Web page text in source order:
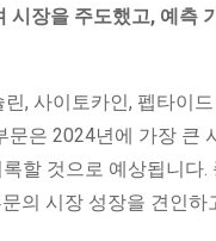
장을 주도했고, 예측
, 사이토카인, 펩타이
은 2024년에 가장 큰
할 것으로 예상됩니다
의 시장 성장을 견인하